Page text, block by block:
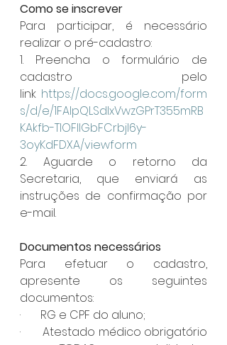
Como se inscrever
Para participar, é necessário
realizar o pré-cadastro:
1. Preencha o formulário de
cadastro pelo
link https://docs.google.com/form
s/d/e/1FAIpQLSdlxVwzGPrT355mRB
KAkfb-TlOFIIGbFCrbjI6y-
3oyKdFDXA/viewform
2. Aguarde o retorno da
Secretaria, que enviará as
instruções de confirmação por
e-mail.
Documentos necessários
Para efetuar o cadastro,
apresente os seguintes
documentos:
·       RG e CPF do aluno;
·       Atestado médico obrigatório